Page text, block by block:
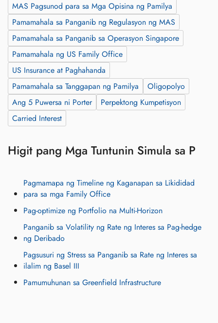
MAS Pagsunod para sa Mga Opisina ng Pamilya
Pamamahala sa Panganib ng Regulasyon ng MAS
Pamamahala sa Panganib sa Operasyon Singapore
Pamamahala ng US Family Office
US Insurance at Paghahanda
Pamamahala sa Tanggapan ng Pamilya
Oligopolyo
Ang 5 Puwersa ni Porter
Perpektong Kumpetisyon
Carried Interest
Higit pang Mga Tuntunin Simula sa P
Pagmamapa ng Timeline ng Kaganapan sa Likididad
para sa mga Family Office
Pag-optimize ng Portfolio na Multi-Horizon
Panganib sa Volatility ng Rate ng Interes sa Pag-hedge
ng Deribado
Pagsusuri ng Stress sa Panganib sa Rate ng Interes sa
ilalim ng Basel III
Pamumuhunan sa Greenfield Infrastructure